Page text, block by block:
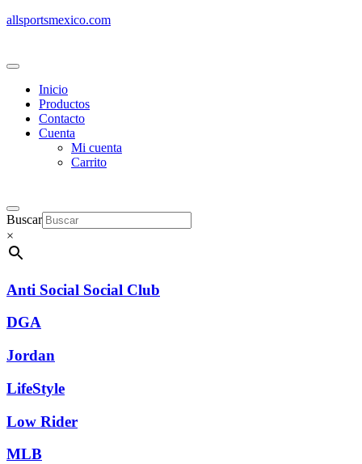
allsportsmexico.com
Inicio
Productos
Contacto
Cuenta
Mi cuenta
Carrito
Buscar
×
Anti Social Social Club
DGA
Jordan
LifeStyle
Low Rider
MLB